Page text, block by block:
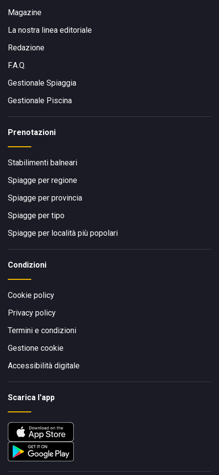
Magazine
La nostra linea editoriale
Redazione
F.A.Q.
Gestionale Spiaggia
Gestionale Piscina
Prenotazioni
Stabilimenti balneari
Spiagge per regione
Spiagge per provincia
Spiagge per tipo
Spiagge per località più popolari
Condizioni
Cookie policy
Privacy policy
Termini e condizioni
Gestione cookie
Accessibilità digitale
Scarica l'app